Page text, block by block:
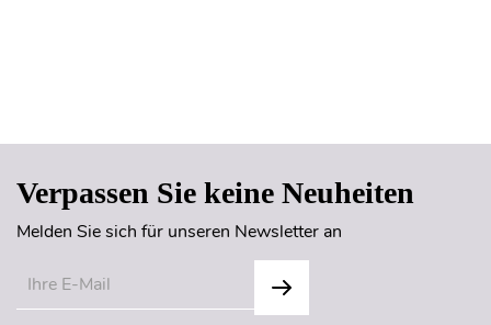
Verpassen Sie keine Neuheiten
Melden Sie sich für unseren Newsletter an